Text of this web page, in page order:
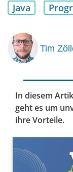
Java
Tim
In diesem
geht es um
ihre Vorteile.